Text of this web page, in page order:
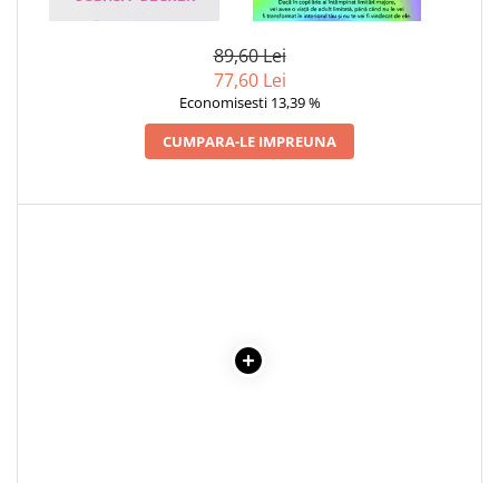
INTERIOR
89,60 Lei
77,60 Lei
Economisesti 13,39 %
CUMPARA-LE IMPREUNA